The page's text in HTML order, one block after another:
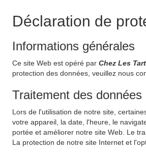
Déclaration de
Informations générales
Ce site Web est opéré par Chez Les
protection des données, veuillez nous
Traitement des
Lors de l'utilisation de notre site,
votre appareil, la date, l'heure, le
portée et améliorer notre site Web. Le
La protection de notre site Internet et